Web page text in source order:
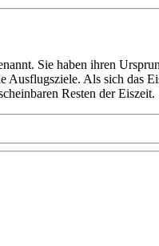
Sie haben ihren
Als sich das
Resten der Eiszeit.